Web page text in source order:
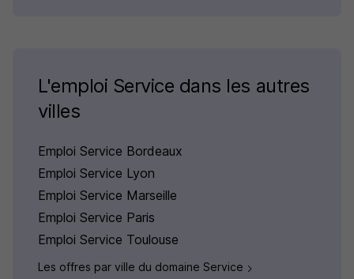
L'emploi Service dans les autres
villes
Emploi Service Bordeaux
Emploi Service Lyon
Emploi Service Marseille
Emploi Service Paris
Emploi Service Toulouse
Les offres par ville du domaine Service